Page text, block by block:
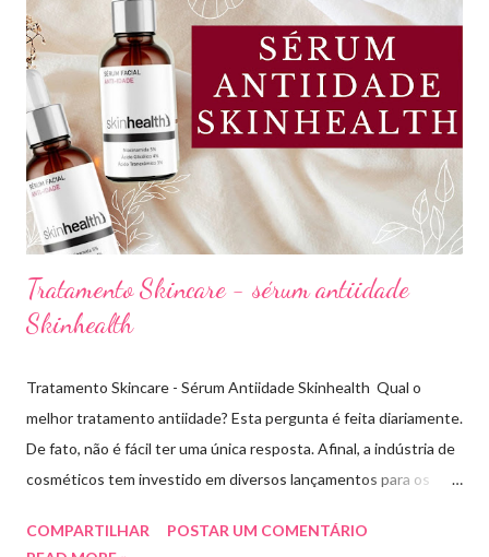
beleza, bem-estar e autoestima. TOP 10 BASES BARATINHAS
Escolher uma boa base para a maquiagem não é algo tão simples.
Afinal temos que avaliar para qual tipo de pele, tonalidade,
subtom, ativos (se for o caso) e ainda o preço. Neste vídeo do
meu canal mostrei como vocês podem comprar uma base sem
errar na cor. É um site que tem salvado minha vida,...
Tratamento Skincare - sérum antiidade
Skinhealth
Tratamento Skincare - Sérum Antiidade Skinhealth Qual o
melhor tratamento antiidade? Esta pergunta é feita diariamente.
De fato, não é fácil ter uma única resposta. Afinal, a indústria de
cosméticos tem investido em diversos lançamentos para os
skincare tem buscado evitar os sinais de envelhecimento, antes
COMPARTILHAR
POSTAR UM COMENTÁRIO